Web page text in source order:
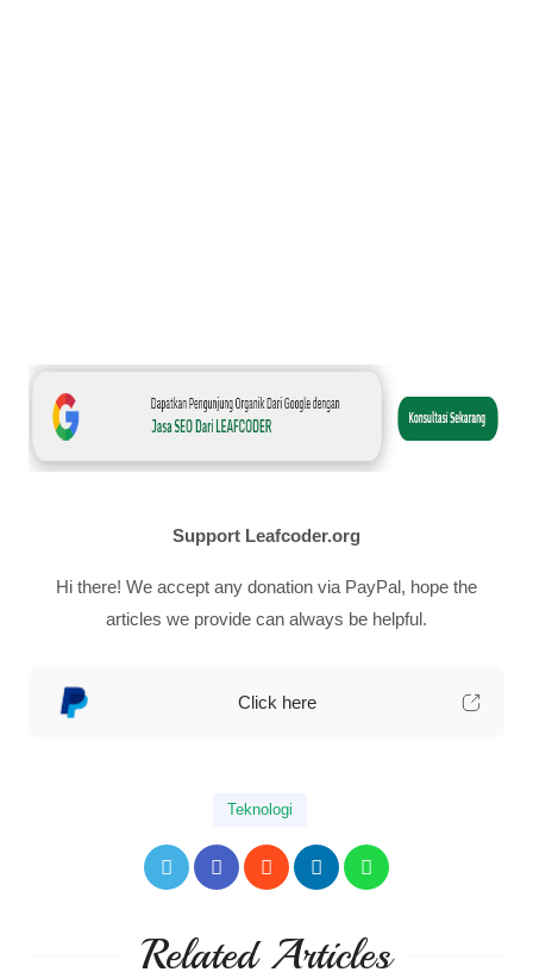
Support Leafcoder.org
Hi there! We accept any donation via PayPal, hope the
articles we provide can always be helpful.
Click here
Teknologi
Related Articles